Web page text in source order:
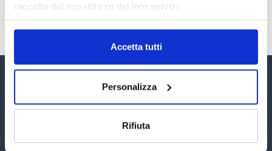
raccolto dal suo utilizzo dei loro servizi.
Accetta tutti
Personalizza
Rifiuta
TUTTI GLI ARTICOLI DEL MESE
Assinform Editore